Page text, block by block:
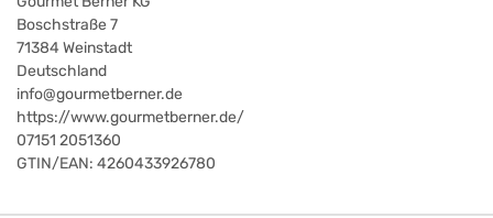
Boschstraße 7
71384 Weinstadt
Deutschland
info@gourmetberner.de
https://www.gourmetberner.de/
07151 2051360
GTIN/EAN: 4260433926780